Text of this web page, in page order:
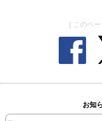
[ このペ
お知